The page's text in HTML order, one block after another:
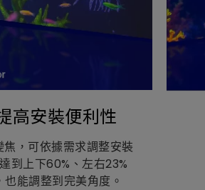
高安裝便利性
焦，可依據需求調整安裝
到上下60%、左右23%
能調整到完美角度。